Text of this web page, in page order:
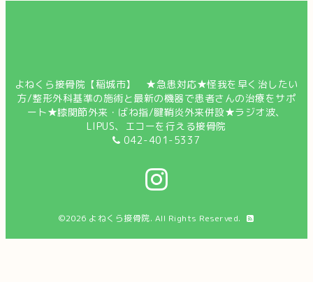
よねくら接骨院【稲城市】 ★急患対応★怪我を早く治したい
方/整形外科基準の施術と最新の機器で患者さんの治療をサポ
ート★膝関節外来・ばね指/腱鞘炎外来併設★ラジオ波、
LIPUS、エコーを行える接骨院
042-401-5337
©2026 よねくら接骨院. All Rights Reserved.